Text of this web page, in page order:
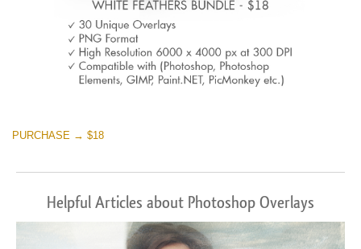
PURCHASE → $18
Helpful Articles about Photoshop Overlays